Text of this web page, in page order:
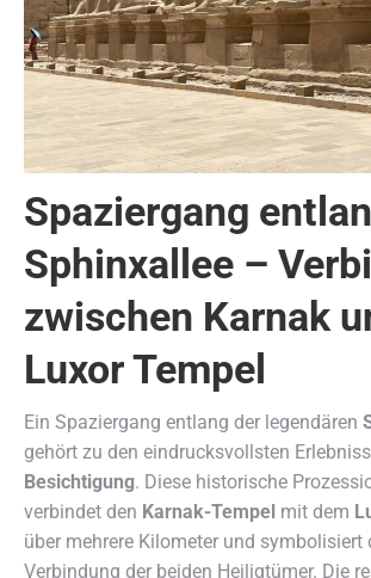
Spaziergang
Sphinxallee –
zwischen Karnak
Luxor Tempel
Ein Spaziergang entlang der legendären
gehört zu den eindrucksvollsten
Besichtigung. Diese historische
verbindet den Karnak-Tempel mit dem
über mehrere Kilometer und symbolisiert
Verbindung der beiden Heiligtümer. Die